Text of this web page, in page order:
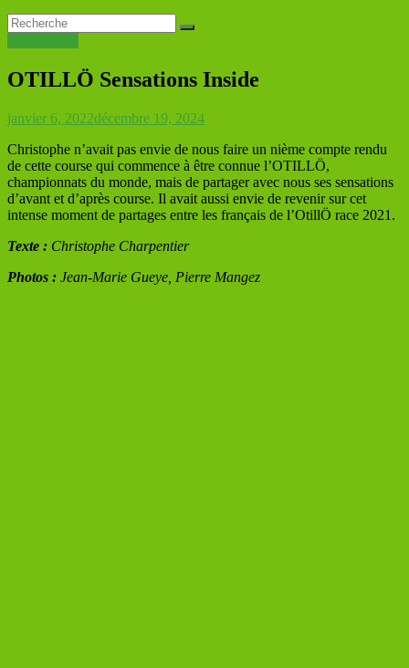
OTILLÖ Sensations Inside
janvier 6, 2022décembre 19, 2024
Christophe n’avait pas envie de nous faire un nième compte rendu
de cette course qui commence à être connue l’OTILLÖ,
championnats du monde, mais de partager avec nous ses sensations
d’avant et d’après course. Il avait aussi envie de revenir sur cet
intense moment de partages entre les français de l’OtillÖ race 2021.
Texte : Christophe Charpentier
Photos : Jean-Marie Gueye, Pierre Mangez